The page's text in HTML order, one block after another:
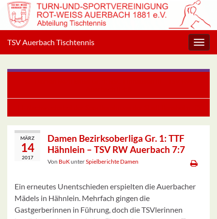
TSV Auerbach Tischtennis
MÄRZ
14
2017
Damen Bezirksoberliga Gr. 1: TTF
Hähnlein – TSV RW Auerbach 7:7
Von BuKunterSpielberichte Damen
Ein erneutes Unentschieden erspielten die Auerbacher
Mädels in Hähnlein. Mehrfach gingen die
Gastgerberinnen in Führung, doch die TSVlerinnen